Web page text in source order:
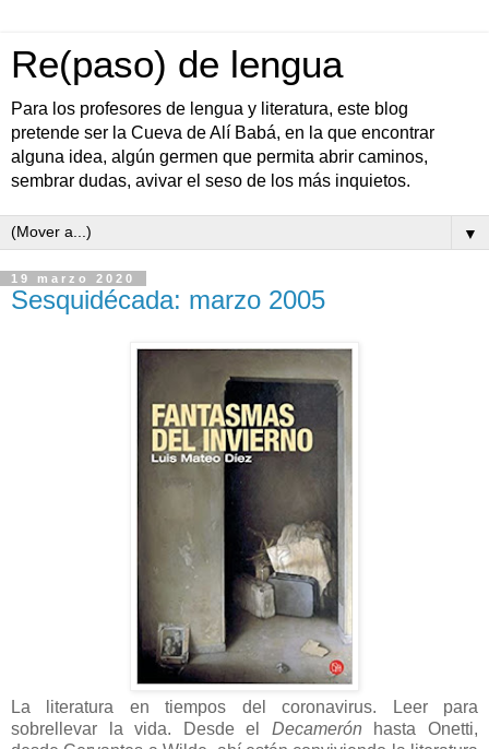
Re(paso) de lengua
Para los profesores de lengua y literatura, este blog
pretende ser la Cueva de Alí Babá, en la que encontrar
alguna idea, algún germen que permita abrir caminos,
sembrar dudas, avivar el seso de los más inquietos.
▼
19 marzo 2020
Sesquidécada: marzo 2005
La literatura en tiempos del coronavirus. Leer para
sobrellevar la vida. Desde el Decamerón hasta Onetti,